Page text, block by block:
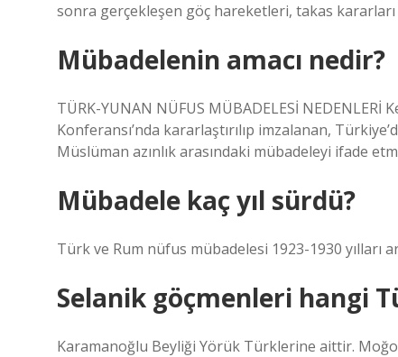
sonra gerçekleşen göç hareketleri, takas
Mübadelenin amacı nedir?
TÜRK-YUNAN NÜFUS MÜBADELESİ
Konferansı’nda kararlaştırılıp imzalanan,
Müslüman azınlık arasındaki mübadeleyi ifade
Mübadele kaç yıl sürdü?
Türk ve Rum nüfus mübadelesi 1923-1930 yılları
Selanik göçmenleri hangi
Karamanoğlu Beyliği Yörük Türklerine aittir.